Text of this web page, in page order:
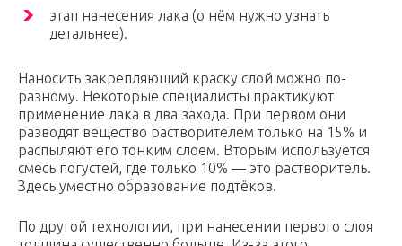
этап нанесения лака (о нём нужно узнать
детальнее).
Наносить закрепляющий краску слой можно по-
разному. Некоторые специалисты практикуют
применение лака в два захода. При первом они
разводят вещество растворителем только на 15% и
распыляют его тонким слоем. Вторым используется
смесь погустей, где только 10% — это растворитель.
Здесь уместно образование подтёков.
По другой технологии, при нанесении первого слоя